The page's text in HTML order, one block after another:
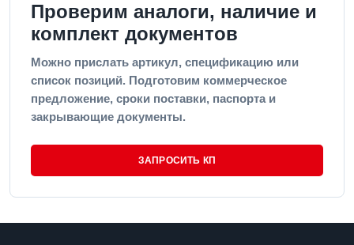
Проверим аналоги, наличие и
комплект документов
Можно прислать артикул, спецификацию или
список позиций. Подготовим коммерческое
предложение, сроки поставки, паспорта и
закрывающие документы.
ЗАПРОСИТЬ КП